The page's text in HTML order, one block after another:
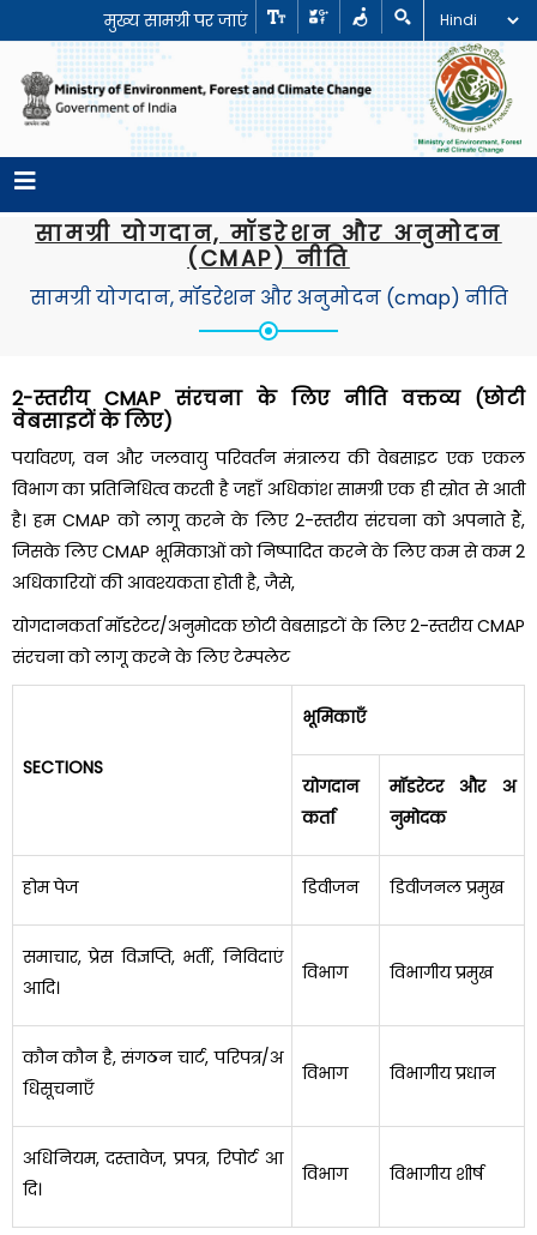
मुख्य सामग्री पर जाएं
सामग्री योगदान, मॉडरेशन और अनुमोदन
(CMAP) नीति
सामग्री योगदान, मॉडरेशन और अनुमोदन (cmap) नीति
2-स्तरीय CMAP संरचना के लिए नीति वक्तव्य (छोटी
वेबसाइटों के लिए)
पर्यावरण, वन और जलवायु परिवर्तन मंत्रालय की वेबसाइट एक एकल
विभाग का प्रतिनिधित्व करती है जहाँ अधिकांश सामग्री एक ही स्रोत से आती
है। हम CMAP को लागू करने के लिए 2-स्तरीय संरचना को अपनाते हैं,
जिसके लिए CMAP भूमिकाओं को निष्पादित करने के लिए कम से कम 2
अधिकारियों की आवश्यकता होती है, जैसे,
योगदानकर्तामॉडरेटर/अनुमोदकछोटी वेबसाइटों के लिए 2-स्तरीय CMAP
संरचना को लागू करने के लिए टेम्पलेट
SECTIONS
भूमिकाएँ
योगदान
कर्ता
मॉडरेटर और अ
नुमोदक
होम पेज डिवीजन डिवीजनल प्रमुख
समाचार, प्रेस विज्ञप्ति, भर्ती, निविदाएं
आदि।
विभाग विभागीय प्रमुख
कौन कौन है, संगठन चार्ट, परिपत्र/अ
धिसूचनाएँ
विभाग विभागीय प्रधान
अधिनियम, दस्तावेज, प्रपत्र, रिपोर्ट आ
दि।
विभाग विभागीय शीर्ष